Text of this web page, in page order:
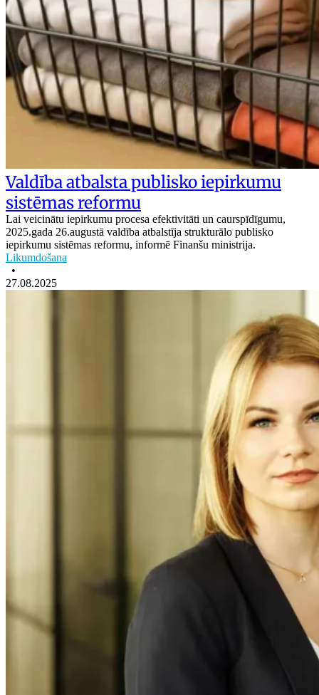
Valdība atbalsta publisko iepirkumu
sistēmas reformu
Lai veicinātu iepirkumu procesa efektivitāti un caurspīdīgumu,
2025.gada 26.augustā valdība atbalstīja strukturālo publisko
iepirkumu sistēmas reformu, informē Finanšu ministrija.
Likumdošana
•
27.08.2025